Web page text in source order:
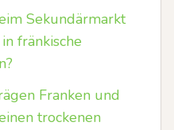
Sekundärmarkt
fränkische
Franken und
trockenen